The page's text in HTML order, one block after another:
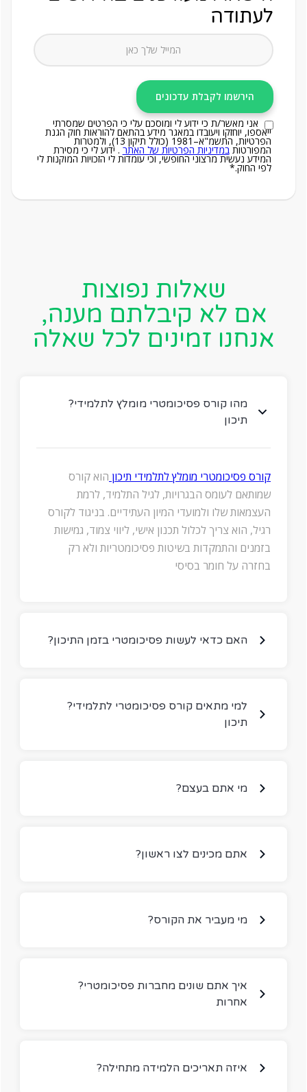
אני מאשר/ת כי ידוע לי ומוסכם עלי כי הפרטים שמסרתי
ייאספו, יוחזקו ויעובדו במאגר מידע בהתאם להוראות חוק הגנת
הפרטיות, התשמ"א–1981 (כולל תיקון 13), ולמטרות
המפורטות במדיניות הפרטיות של האתר . ידוע לי כי מסירת
המידע נעשית מרצוני החופשי, וכי עומדות לי הזכויות המוקנות לי
לפי החוק.*
לעתודה
שאלות נפוצות
אם לא קיבלתם מענה,
אנחנו זמינים לכל שאלה
?מהו קורס פסיכומטרי מומלץ לתלמידי
תיכון
קורס פסיכומטרי מומלץ לתלמידי תיכון הוא קורס
שמותאם לעומס הבגרויות, לגיל התלמיד, לרמת
העצמאות שלו ולמועדי המיון העתידיים. בניגוד לקורס
רגיל, הוא צריך לכלול תכנון אישי, ליווי צמוד, גמישות
בזמנים והתמקדות בשיטות פסיכומטריות ולא רק
בחזרה על חומר בסיסי
?האם כדאי לעשות פסיכומטרי בזמן התיכון
?למי מתאים קורס פסיכומטרי לתלמידי
תיכון
?מי אתם בעצם
?אתם מכינים לצו ראשון
?מי מעביר את הקורס
?איך אתם שונים מחברות פסיכומטרי
אחרות
?איזה תאריכים הלמידה מתחילה